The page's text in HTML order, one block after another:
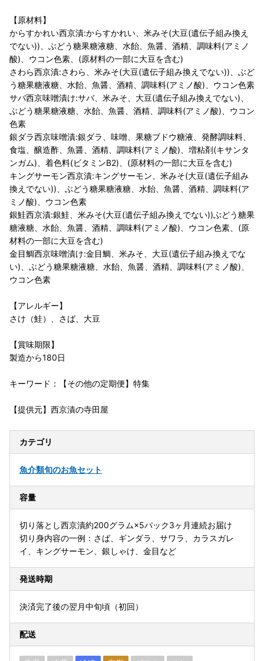
【原材料】
からすかれい西京漬:からすかれい、米みそ(大豆(遺伝子組み換え
でない))、ぶどう糖果糖液糖、水飴、魚醤、酒精、調味料(アミノ
酸)、ウコン色素、(原材料の一部に大豆を含む)
さわら西京漬:さわら、米みそ(大豆(遺伝子組み換えでない))、ぶど
う糖果糖液糖、水飴、魚醤、酒精、調味料(アミノ酸)、ウコン色素
サバ西京味噌漬け:サバ、米みそ、大豆(遺伝子組み換えでない)、
ぶどう糖果糖液糖、水飴、魚醤、酒精、調味料(アミノ酸)、ウコン
色素
銀ダラ西京味噌漬:銀ダラ、味噌、果糖ブドウ糖液、発酵調味料、
食塩、醸造酢、魚醤、酒精、調味料(アミノ酸)、増粘剤(キサンタ
ンガム)、着色料(ビタミンB2)、(原材料の一部に大豆を含む)
キングサーモン西京漬:キングサーモン、米みそ(大豆(遺伝子組み
換えでない))、ぶどう糖果糖液糖、水飴、魚醤、酒精、調味料(ア
ミノ酸)、ウコン色素
銀鮭西京漬:銀鮭、米みそ(大豆(遺伝子組み換えでない))ぶどう糖果
糖液糖、水飴、魚醤、酒精、調味料(アミノ酸)、ウコン色素、(原
材料の一部に大豆を含む)
金目鯛西京味噌漬け:金目鯛、米みそ、大豆(遺伝子組み換えでな
い)、ぶどう糖果糖液糖、水飴、魚醤、酒精、調味料(アミノ酸)、
ウコン色素
【アレルギー】
さけ（鮭）、さば、大豆
【賞味期限】
製造から180日
キーワード：【その他の定期便】特集
【提供元】西京漬の寺田屋
カテゴリ
魚介類旬のお魚セット
容量
切り落とし西京漬約200グラム×5パック3ヶ月連続お届け
切り身内容の一例：さば、ギンダラ、サワラ、カラスガレ
イ、キングサーモン、銀しゃけ、金目など
発送時期
決済完了後の翌月中旬頃（初回）
配送